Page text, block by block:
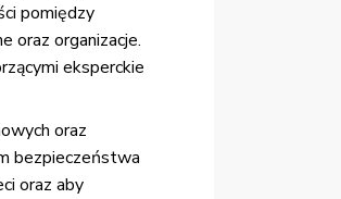
pomiędzy
oraz organizacje.
eksperckie
oraz
bezpieczeństwa
oraz aby